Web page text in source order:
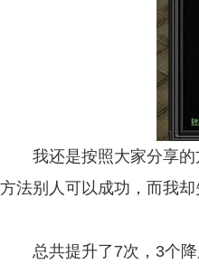
我还是按照大家分享的
方法别人可以成功，而我
总共提升了7次，3个降